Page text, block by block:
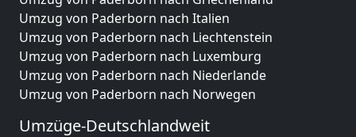
Umzug von Paderborn nach Italien
Umzug von Paderborn nach Liechtenstein
Umzug von Paderborn nach Luxemburg
Umzug von Paderborn nach Niederlande
Umzug von Paderborn nach Norwegen
Umzüge-Deutschlandweit